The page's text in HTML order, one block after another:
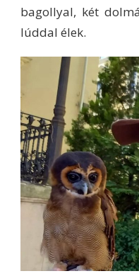
bagollyal, két
lúddal élek.